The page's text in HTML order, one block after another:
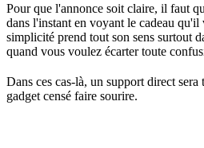
Pour que l'annonce soit claire, il faut
dans l'instant en voyant le cadeau qu'il
simplicité prend tout son sens surtout
quand vous voulez écarter toute
Dans ces cas-là, un support direct
gadget censé faire sourire.